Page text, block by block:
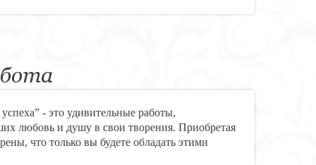
- это удивительные работы,
любовь и душу в свои творения. Приобретая
что только вы будете обладать этими